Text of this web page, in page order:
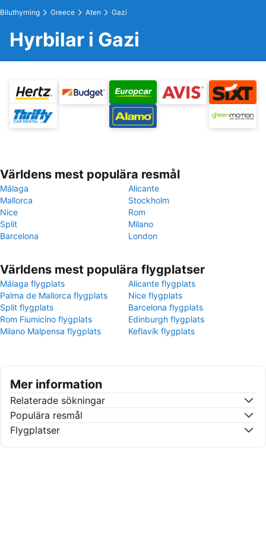
Biluthyrning Greece Aten Gazi
Hyrbilar i Gazi
Världens mest populära resmål
Málaga
Alicante
Mallorca
Stockholm
Nice
Rom
Split
Milano
Barcelona
London
Världens mest populära flygplatser
Málaga flygplats
Alicante flygplats
Palma de Mallorca flygplats
Nice flygplats
Split flygplats
Barcelona flygplats
Rom Fiumicino flygplats
Edinburgh flygplats
Milano Malpensa flygplats
Keflavík flygplats
Mer information
Relaterade sökningar
Populära resmål
Flygplatser